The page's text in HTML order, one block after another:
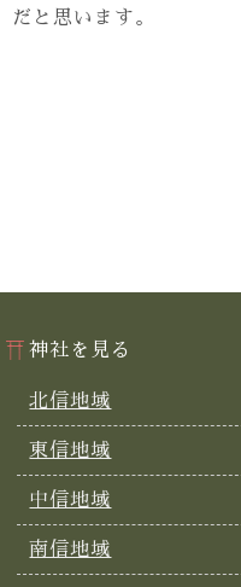
だと思います。
神社を見る
北信地域
東信地域
中信地域
南信地域